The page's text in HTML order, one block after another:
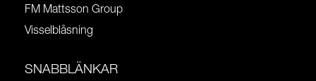
FM Mattsson Group
Visselblåsning
SNABBLÄNKAR